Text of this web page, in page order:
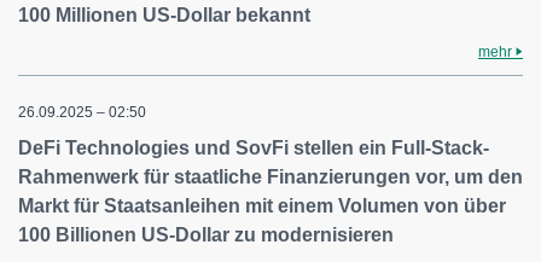
100 Millionen US-Dollar bekannt
mehr
26.09.2025 – 02:50
DeFi Technologies und SovFi stellen ein Full-Stack-
Rahmenwerk für staatliche Finanzierungen vor, um den
Markt für Staatsanleihen mit einem Volumen von über
100 Billionen US-Dollar zu modernisieren